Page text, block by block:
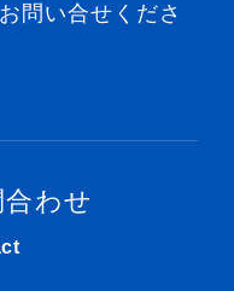
問い合せくださ
わせ